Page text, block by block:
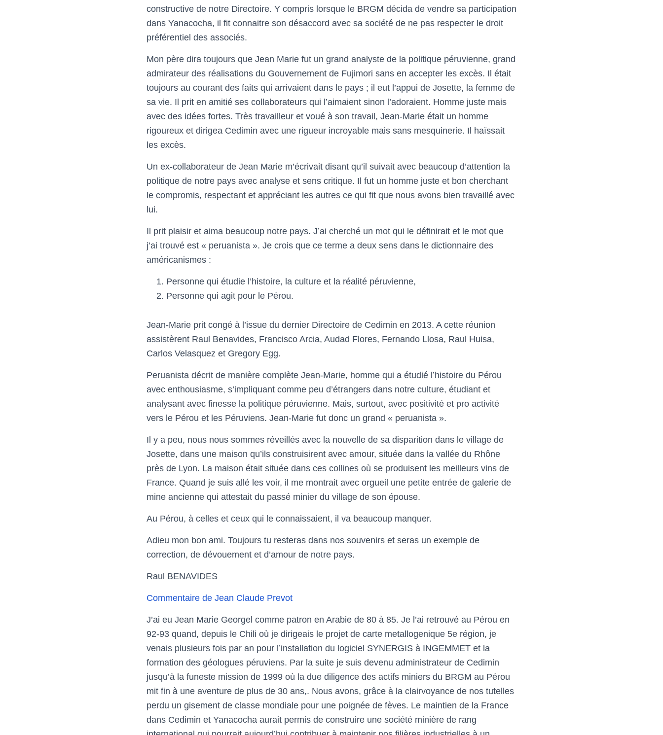
constructive de notre Directoire. Y compris lorsque le BRGM décida de vendre sa participation
dans Yanacocha, il fit connaitre son désaccord avec sa société de ne pas respecter le droit
préférentiel des associés.
Mon père dira toujours que Jean Marie fut un grand analyste de la politique péruvienne, grand
admirateur des réalisations du Gouvernement de Fujimori sans en accepter les excès. Il était
toujours au courant des faits qui arrivaient dans le pays ; il eut l’appui de Josette, la femme de
sa vie. Il prit en amitié ses collaborateurs qui l’aimaient sinon l’adoraient. Homme juste mais
avec des idées fortes. Très travailleur et voué à son travail, Jean-Marie était un homme
rigoureux et dirigea Cedimin avec une rigueur incroyable mais sans mesquinerie. Il haïssait
les excès.
Un ex-collaborateur de Jean Marie m’écrivait disant qu’il suivait avec beaucoup d’attention la
politique de notre pays avec analyse et sens critique. Il fut un homme juste et bon cherchant
le compromis, respectant et appréciant les autres ce qui fit que nous avons bien travaillé avec
lui.
Il prit plaisir et aima beaucoup notre pays. J’ai cherché un mot qui le définirait et le mot que
j’ai trouvé est « peruanista ». Je crois que ce terme a deux sens dans le dictionnaire des
américanismes :
Personne qui étudie l’histoire, la culture et la réalité péruvienne,
Personne qui agit pour le Pérou.
Jean-Marie prit congé à l’issue du dernier Directoire de Cedimin en 2013. A cette réunion
assistèrent Raul Benavides, Francisco Arcia, Audad Flores, Fernando Llosa, Raul Huisa,
Carlos Velasquez et Gregory Egg.
Peruanista décrit de manière complète Jean-Marie, homme qui a étudié l’histoire du Pérou
avec enthousiasme, s’impliquant comme peu d’étrangers dans notre culture, étudiant et
analysant avec finesse la politique péruvienne. Mais, surtout, avec positivité et pro activité
vers le Pérou et les Péruviens. Jean-Marie fut donc un grand « peruanista ».
Il y a peu, nous nous sommes réveillés avec la nouvelle de sa disparition dans le village de
Josette, dans une maison qu’ils construisirent avec amour, située dans la vallée du Rhône
près de Lyon. La maison était située dans ces collines où se produisent les meilleurs vins de
France. Quand je suis allé les voir, il me montrait avec orgueil une petite entrée de galerie de
mine ancienne qui attestait du passé minier du village de son épouse.
Au Pérou, à celles et ceux qui le connaissaient, il va beaucoup manquer.
Adieu mon bon ami. Toujours tu resteras dans nos souvenirs et seras un exemple de
correction, de dévouement et d’amour de notre pays.
Raul BENAVIDES
Commentaire de Jean Claude Prevot
J’ai eu Jean Marie Georgel comme patron en Arabie de 80 à 85. Je l’ai retrouvé au Pérou en
92-93 quand, depuis le Chili où je dirigeais le projet de carte metallogenique 5e région, je
venais plusieurs fois par an pour l’installation du logiciel SYNERGIS à INGEMMET et la
formation des géologues péruviens. Par la suite je suis devenu administrateur de Cedimin
jusqu’à la funeste mission de 1999 où la due diligence des actifs miniers du BRGM au Pérou
mit fin à une aventure de plus de 30 ans,. Nous avons, grâce à la clairvoyance de nos tutelles
perdu un gisement de classe mondiale pour une poignée de fèves. Le maintien de la France
dans Cedimin et Yanacocha aurait permis de construire une société minière de rang